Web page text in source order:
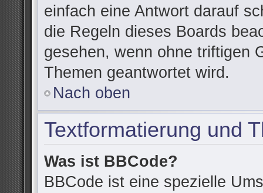
einfach eine Antwort darauf
die Regeln dieses Boards
gesehen, wenn ohne triftigen
Themen geantwortet wird.
Nach oben
Textformatierung und
Was ist BBCode?
BBCode ist eine spezielle